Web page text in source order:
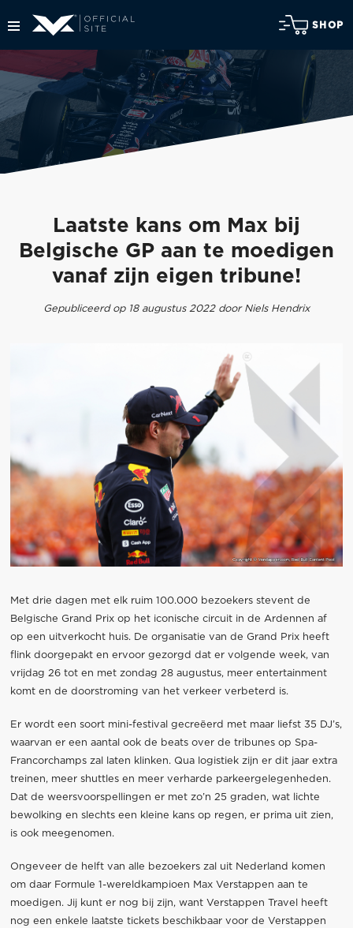
SHOP
Laatste kans om Max bij
Belgische GP aan te moedigen
vanaf zijn eigen tribune!
Gepubliceerd op 18 augustus 2022 door Niels Hendrix
Met drie dagen met elk ruim 100.000 bezoekers stevent de
Belgische Grand Prix op het iconische circuit in de Ardennen af
op een uitverkocht huis. De organisatie van de Grand Prix heeft
flink doorgepakt en ervoor gezorgd dat er volgende week, van
vrijdag 26 tot en met zondag 28 augustus, meer entertainment
komt en de doorstroming van het verkeer verbeterd is.
Er wordt een soort mini-festival gecreëerd met maar liefst 35 DJ’s,
waarvan er een aantal ook de beats over de tribunes op Spa-
Francorchamps zal laten klinken. Qua logistiek zijn er dit jaar extra
treinen, meer shuttles en meer verharde parkeergelegenheden.
Dat de weersvoorspellingen er met zo’n 25 graden, wat lichte
bewolking en slechts een kleine kans op regen, er prima uit zien,
is ook meegenomen.
Ongeveer de helft van alle bezoekers zal uit Nederland komen
om daar Formule 1-wereldkampioen Max Verstappen aan te
moedigen. Jij kunt er nog bij zijn, want Verstappen Travel heeft
nog een enkele laatste tickets beschikbaar voor de Verstappen